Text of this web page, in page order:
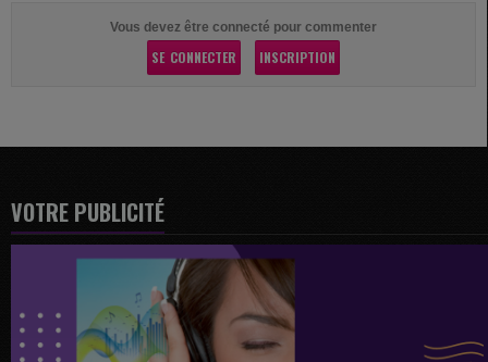
Vous devez être connecté pour commenter
SE CONNECTER INSCRIPTION
VOTRE PUBLICITÉ